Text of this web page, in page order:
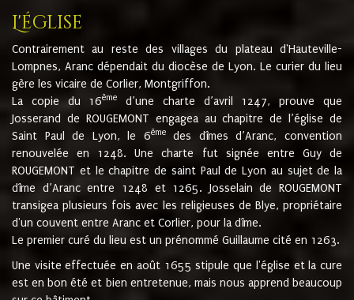
L'église
Contrairement au reste des villages du plateau d'Hauteville-
Lompnes, Aranc dépendait du diocèse de Lyon. Le curier du lieu
gère les vicaire de Corlier, Montgriffon.
La copie du 16ème
d’une charte d’avril 1247, prouve que
Josserand de ROUGEMONT engagea au chapitre de l’église de
Saint Paul de Lyon, le 6èmedes dîmes d’Aranc, convention
renouvelée en 1248. Une charte fut signée entre Guy de
ROUGEMONT et le chapitre de saint Paul de Lyon au sujet de la
dîme d’Aranc entre 1248 et 1265. Josselain de ROUGEMONT
transigea plusieurs fois avec les religieuses de Blye, propriétaire
d'un couvent entre Aranc et Corlier, pour la dîme.
Le premier curé du lieu est un prénommé Guillaume cité en 1263.
Une visite effectuée en août 1655 stipule que l'église et la cure
est en bon été et bien entretenue, mais nous apprend beaucoup